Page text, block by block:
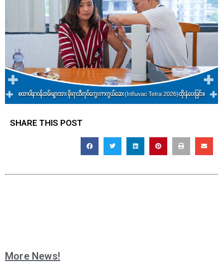
SHARE THIS POST
More News!